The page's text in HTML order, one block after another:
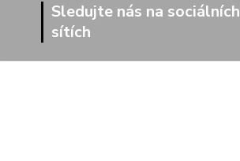
Sledujte nás na sociálních
sítích